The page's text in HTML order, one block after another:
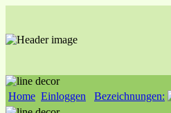
Home Einloggen Bezeichnungen: